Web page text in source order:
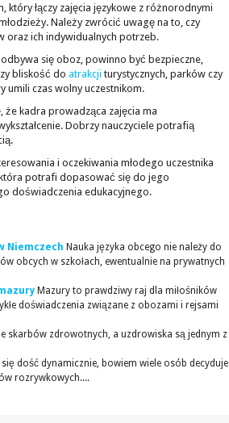
łączy zajęcia językowe z różnorodnymi
Należy zwrócić uwagę na to, czy
oraz ich indywidualnych potrzeb.
się oboz, powinno być bezpieczne,
bliskość do atrakcji turystycznych, parków czy
umili czas wolny uczestnikom.
że kadra prowadząca zajęcia ma
Dobrzy nauczyciele potrafią
i oczekiwania młodego uczestnika
potrafi dopasować się do jego
doświadczenia edukacyjnego.
Niemczech Nauka języka obcego nie należy do
obcych w szkołach, ewentualnie na prywatnych
Mazury to prawdziwy raj dla miłośników
doświadczenia związane z obozami i rejsami
skarbów zdrowotnych, a uzdrowiska są jednym z
dość dynamicznie, bowiem wiele osób decyduje
rozrywkowych....